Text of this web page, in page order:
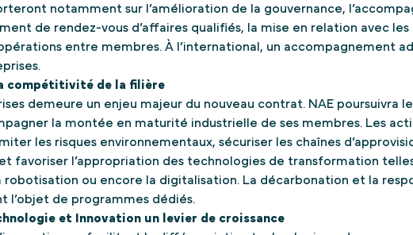
notamment sur l’amélioration de la gouvernance,
de rendez-vous d’affaires qualifiés, la mise en relation avec les
entre membres. À l’international, un accompagnement
compétitivité de la filière
demeure un enjeu majeur du nouveau contrat. NAE poursuivra
la montée en maturité industrielle de ses membres. Les
les risques environnementaux, sécuriser les chaînes
favoriser l’appropriation des technologies de transformation
robotisation ou encore la digitalisation. La décarbonation et la
l’objet de programmes dédiés.
et Innovation un levier de croissance